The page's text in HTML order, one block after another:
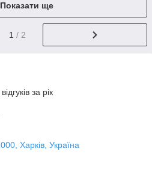
Показати ще
1 / 2
за рік
Харків, Україна